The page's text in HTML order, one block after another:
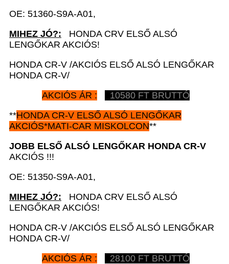
OE: 51360-S9A-A01,
MIHEZ JÓ?: HONDA CRV ELSŐ ALSÓ
LENGŐKAR AKCIÓS!
HONDA CR-V /AKCIÓS ELSŐ ALSÓ LENGŐKAR
HONDA CR-V/
AKCIÓS ÁR :
10580 FT BRUTTÓ
**HONDA CR-V ELSŐ ALSÓ LENGŐKAR
AKCIÓS*MATI-CAR MISKOLCON**
JOBB ELSŐ ALSÓ LENGŐKAR HONDA CR-V
AKCIÓS !!!
OE: 51350-S9A-A01,
MIHEZ JÓ?: HONDA CRV ELSŐ ALSÓ
LENGŐKAR AKCIÓS!
HONDA CR-V /AKCIÓS ELSŐ ALSÓ LENGŐKAR
HONDA CR-V/
AKCIÓS ÁR :
28100 FT BRUTTÓ